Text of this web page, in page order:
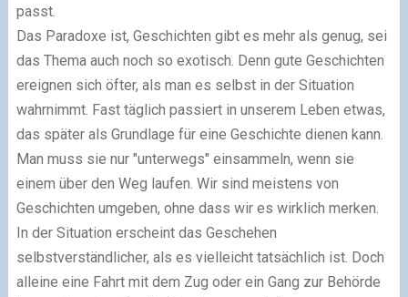
passt.
Das Paradoxe ist, Geschichten gibt es mehr als genug, sei
das Thema auch noch so exotisch. Denn gute Geschichten
ereignen sich öfter, als man es selbst in der Situation
wahrnimmt. Fast täglich passiert in unserem Leben etwas,
das später als Grundlage für eine Geschichte dienen kann.
Man muss sie nur "unterwegs" einsammeln, wenn sie
einem über den Weg laufen. Wir sind meistens von
Geschichten umgeben, ohne dass wir es wirklich merken.
In der Situation erscheint das Geschehen
selbstverständlicher, als es vielleicht tatsächlich ist. Doch
alleine eine Fahrt mit dem Zug oder ein Gang zur Behörde